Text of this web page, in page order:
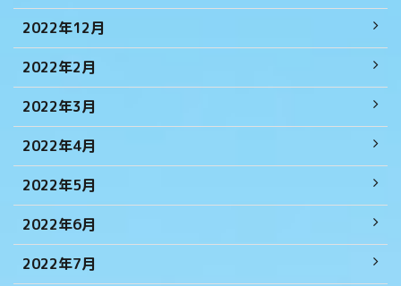
2022年12月
2022年2月
2022年3月
2022年4月
2022年5月
2022年6月
2022年7月